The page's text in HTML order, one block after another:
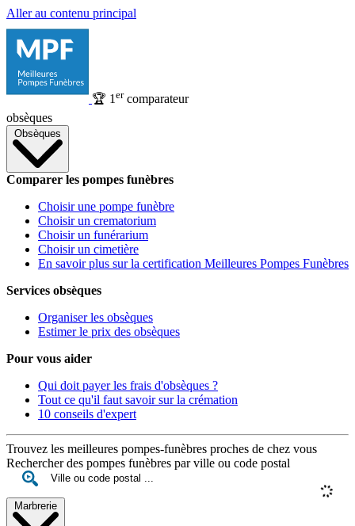
Aller au contenu principal
🏆 1 ercomparateur
obsèques
Obsèques
Comparer les pompes funèbres
Choisir une pompe funèbre
Choisir un crematorium
Choisir un funérarium
Choisir un cimetière
En savoir plus sur la certification Meilleures Pompes Funèbres
Services obsèques
Organiser les obsèques
Estimer le prix des obsèques
Pour vous aider
Qui doit payer les frais d'obsèques ?
Tout ce qu'il faut savoir sur la crémation
10 conseils d'expert
Trouvez les meilleures pompes-funèbres proches de chez vous
Rechercher des pompes funèbres par ville ou code postal
Marbrerie